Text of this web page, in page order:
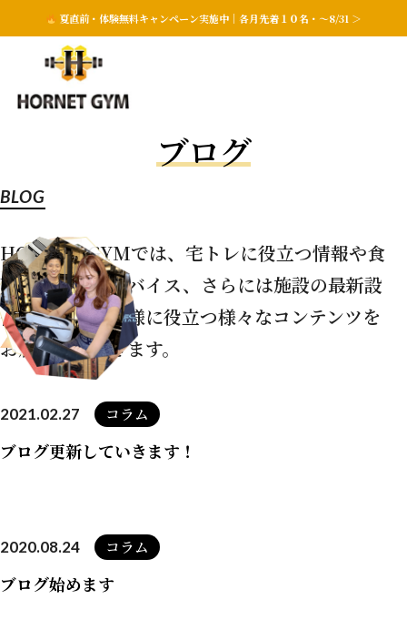
夏直前・体験無料キャンペーン実施中｜各月先着１０名・〜8/31 ＞
ブログ
BLOG
HORNET GYMでは、宅トレに役立つ情報や食
事に関するアドバイス、 さらには施設の最新設
備情報など、皆様に役立つ様々なコンテンツを
お届けしていきます。
2021.02.27 コラム
ブログ更新していきます！
2020.08.24 コラム
ブログ始めます